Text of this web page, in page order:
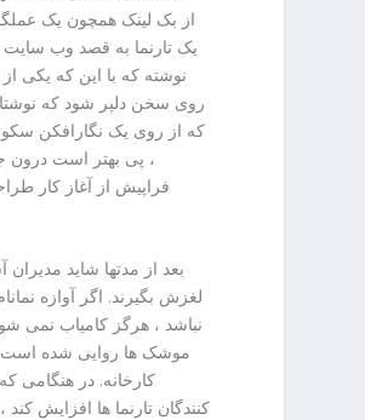
یک تارنما به قصد وب سایت
نوشته که با این که یکی
روی سخن دلپر شود که
که از روی یک نگارافکن
، پی بهتر است درون
فراپیش از آغاز کار
بعد از مدتها شاید
لغزش بگیرند. اگر آوازه
نباشد ، هرگز کامیاب نمی
موشک ها روایی شده است
کارخانه. در هنگامی
کنندگان تارنما ها افزایش